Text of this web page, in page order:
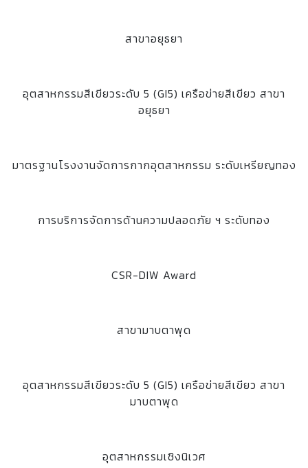
สาขาอยุธยา
อุตสาหกรรมสีเขียวระดับ 5 (GI5) เครือข่ายสีเขียว สาขา
อยุธยา
มาตรฐานโรงงานจัดการกากอุตสาหกรรม ระดับเหรียญทอง
การบริการจัดการด้านความปลอดภัย ฯ ระดับทอง
CSR-DIW Award
สาขามาบตาพุด
อุตสาหกรรมสีเขียวระดับ 5 (GI5) เครือข่ายสีเขียว สาขา
มาบตาพุด
อุตสาหกรรมเชิงนิเวศ